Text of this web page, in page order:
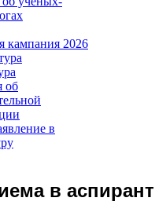
кампания 2026
об
в
в